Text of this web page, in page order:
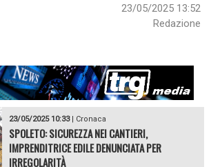
23/05/2025 13:52
Redazione
23/05/2025 10:33| Cronaca
SPOLETO: SICUREZZA NEI CANTIERI,
IMPRENDITRICE EDILE DENUNCIATA PER
IRREGOLARITÀ